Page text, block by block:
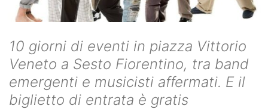
10 giorni di eventi in piazza Vittorio
Veneto a Sesto Fiorentino, tra band
emergenti e musicisti affermati. E il
biglietto di entrata è gratis